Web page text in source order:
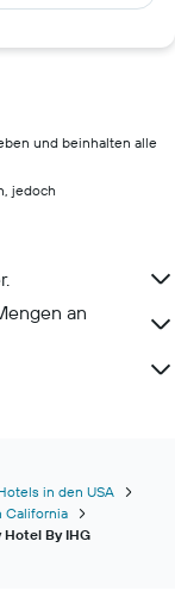
und beinhalten alle
jedoch
an
in den USA
California
By IHG